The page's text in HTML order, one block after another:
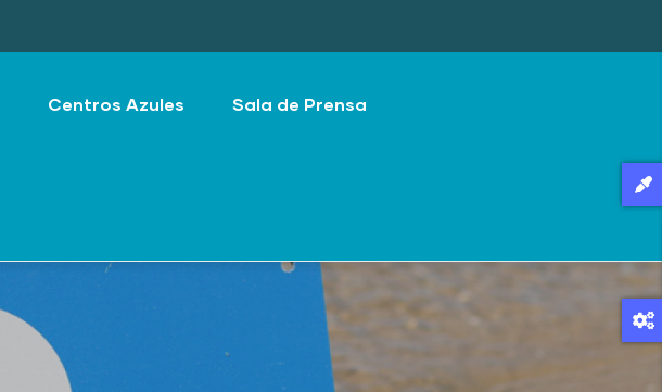
Centros Azules Sala de Prensa